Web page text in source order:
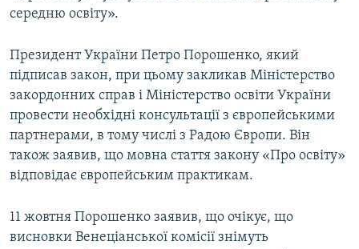
середню освіту».
Президент України Петро Порошенко, який
підписав закон, при цьому закликав Міністерство
закордонних справ і Міністерство освіти України
провести необхідні консультації з європейськими
партнерами, в тому числі з Радою Європи. Він
також заявив, що мовна стаття закону «Про освіту»
відповідає європейським практикам.
11 жовтня Порошенко заявив, що очікує, що
висновки Венеціанської комісії знімуть